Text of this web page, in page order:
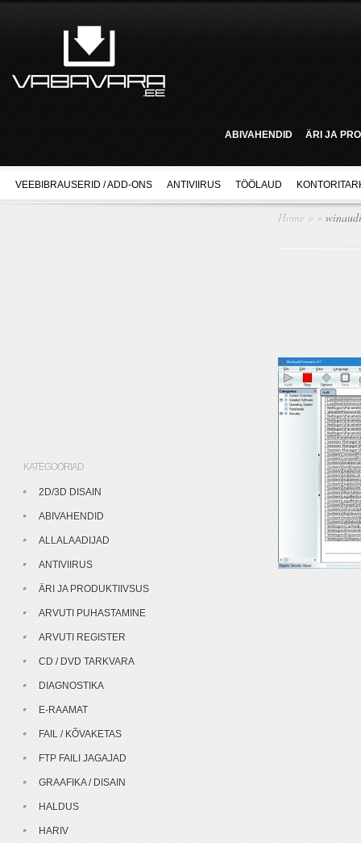
ABIVAHENDID ÄRI JA
VEEBIBRAUSERID / ADD-ONS ANTIVIIRUS TÖÖLAUD
Home » »
KATEGOORIAD
2D/3D DISAIN
ABIVAHENDID
ALLALAADIJAD
ANTIVIIRUS
ÄRI JA PRODUKTIIVSUS
ARVUTI PUHASTAMINE
ARVUTI REGISTER
CD / DVD TARKVARA
DIAGNOSTIKA
E-RAAMAT
FAIL / KÕVAKETAS
FTP FAILI JAGAJAD
GRAAFIKA / DISAIN
HALDUS
HARIV